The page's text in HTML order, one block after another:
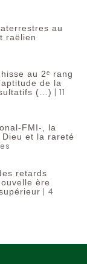
au
raëlien
au 2ᵉ rang
de la
(…) | 11
FMI-, la
Dieu et la rareté
retards
ère
| 4